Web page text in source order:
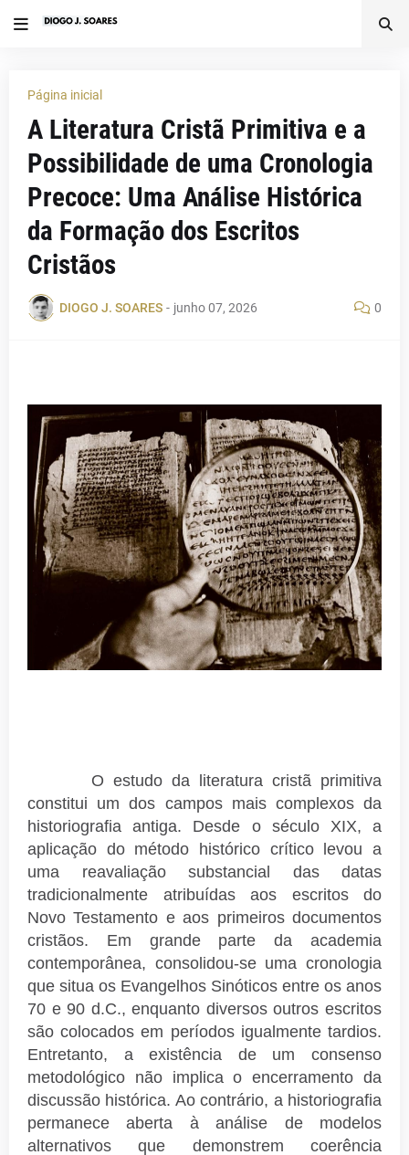
Página inicial
A Literatura Cristã Primitiva e a
Possibilidade de uma Cronologia
Precoce: Uma Análise Histórica
da Formação dos Escritos
Cristãos
DIOGO J. SOARES - junho 07, 2026 0
O estudo da literatura cristã primitiva
constitui um dos campos mais complexos da
historiografia antiga. Desde o século XIX, a
aplicação do método histórico crítico levou a
uma reavaliação substancial das datas
tradicionalmente atribuídas aos escritos do
Novo Testamento e aos primeiros documentos
cristãos. Em grande parte da academia
contemporânea, consolidou-se uma cronologia
que situa os Evangelhos Sinóticos entre os anos
70 e 90 d.C., enquanto diversos outros escritos
são colocados em períodos igualmente tardios.
Entretanto, a existência de um consenso
metodológico não implica o encerramento da
discussão histórica. Ao contrário, a historiografia
permanece aberta à análise de modelos
alternativos que demonstrem coerência